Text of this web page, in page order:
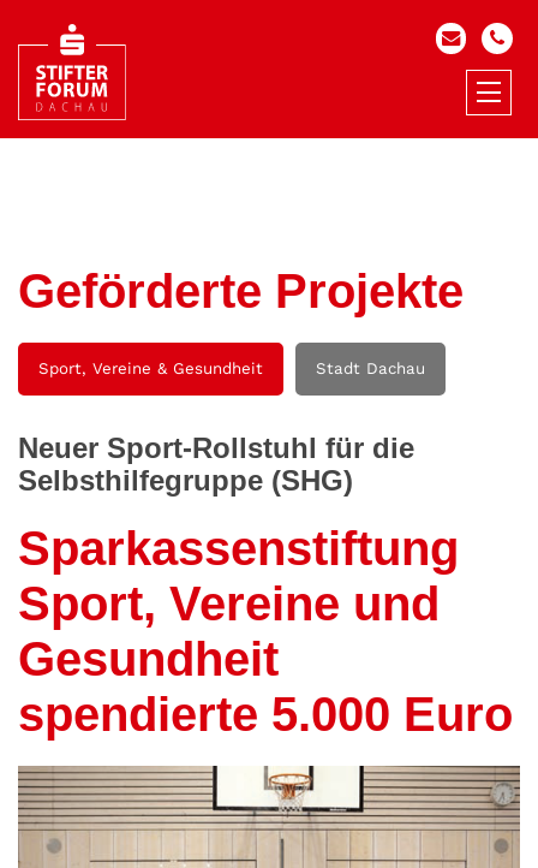
Geförderte Projekte
Sport, Vereine & Gesundheit Stadt Dachau
Neuer Sport-Rollstuhl für die
Selbsthilfegruppe (SHG)
Sparkassenstiftung
Sport, Vereine und
Gesundheit
spendierte 5.000 Euro